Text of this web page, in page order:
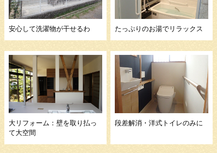
安心して洗濯物が干せるわ たっぷりのお湯でリラックス
大リフォーム：壁を取り払っ
て大空間
段差解消・洋式トイレのみに